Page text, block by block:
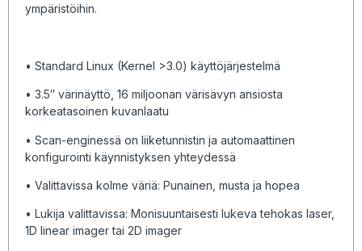
ympäristöihin.
• Standard Linux (Kernel >3.0) käyttöjärjestelmä
• 3.5″ värinäyttö, 16 miljoonan värisävyn ansiosta
korkeatasoinen kuvanlaatu
• Scan-enginessä on liiketunnistin ja automaattinen
konfigurointi käynnistyksen yhteydessä
• Valittavissa kolme väriä: Punainen, musta ja hopea
• Lukija valittavissa: Monisuuntaisesti lukeva tehokas laser,
1D linear imager tai 2D imager